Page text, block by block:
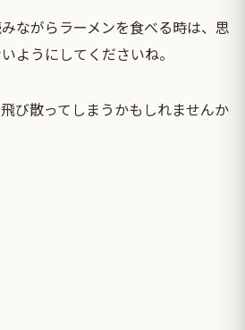
ながらラーメンを食べる時は、思
ようにしてくださいね。
び散ってしまうかもしれませんか